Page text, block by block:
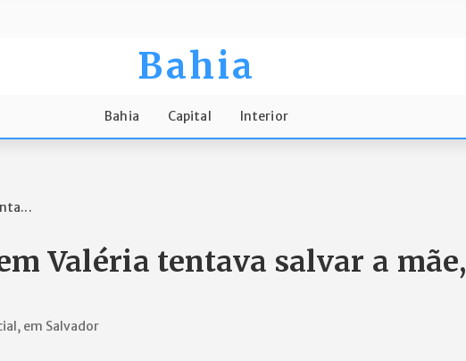
Bahia
Bahia Capital Interior
Valéria tentava salvar a mãe,
em Salvador